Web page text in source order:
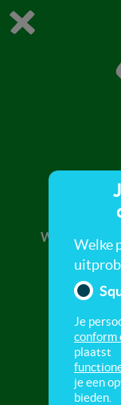
Dit
Waar isWelke
Je
conform
plaatst
je een
bieden.